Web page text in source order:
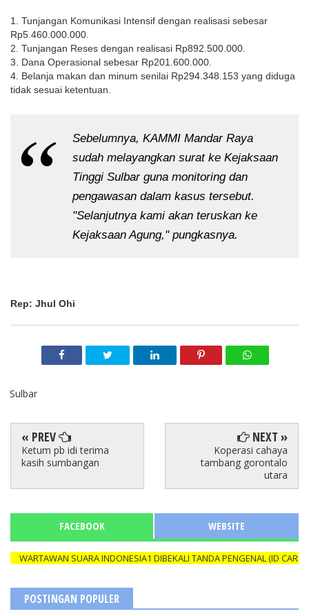
1. Tunjangan Komunikasi Intensif dengan realisasi sebesar
Rp5.460.000.000.
2. Tunjangan Reses dengan realisasi Rp892.500.000.
3. Dana Operasional sebesar Rp201.600.000.
4. Belanja makan dan minum senilai Rp294.348.153 yang diduga
tidak sesuai ketentuan.
Sebelumnya, KAMMI Mandar Raya
sudah melayangkan surat ke Kejaksaan
Tinggi Sulbar guna monitoring dan
pengawasan dalam kasus tersebut.
"Selanjutnya kami akan teruskan ke
Kejaksaan Agung," pungkasnya.
Rep: Jhul Ohi
Sulbar
« PREV
Ketum pb idi terima
kasih sumbangan
NEXT »
Koperasi cahaya
tambang gorontalo
utara
FACEBOOK WEBSITE
SUARA INDONESIA1 DIBEKALI TANDA PENGENAL (ID CARD)
POSTINGAN POPULER